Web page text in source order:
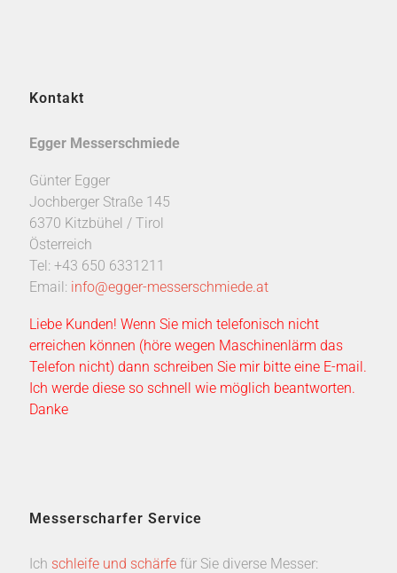
Kontakt
Egger Messerschmiede
Günter Egger
Jochberger Straße 145
6370 Kitzbühel / Tirol
Österreich
Tel: +43 650 6331211
Email: info@egger-messerschmiede.at
Liebe Kunden! Wenn Sie mich telefonisch nicht
erreichen können (höre wegen Maschinenlärm das
Telefon nicht) dann schreiben Sie mir bitte eine E-mail.
Ich werde diese so schnell wie möglich beantworten.
Danke
Messerscharfer Service
Ich schleife und schärfefür Sie diverse Messer: